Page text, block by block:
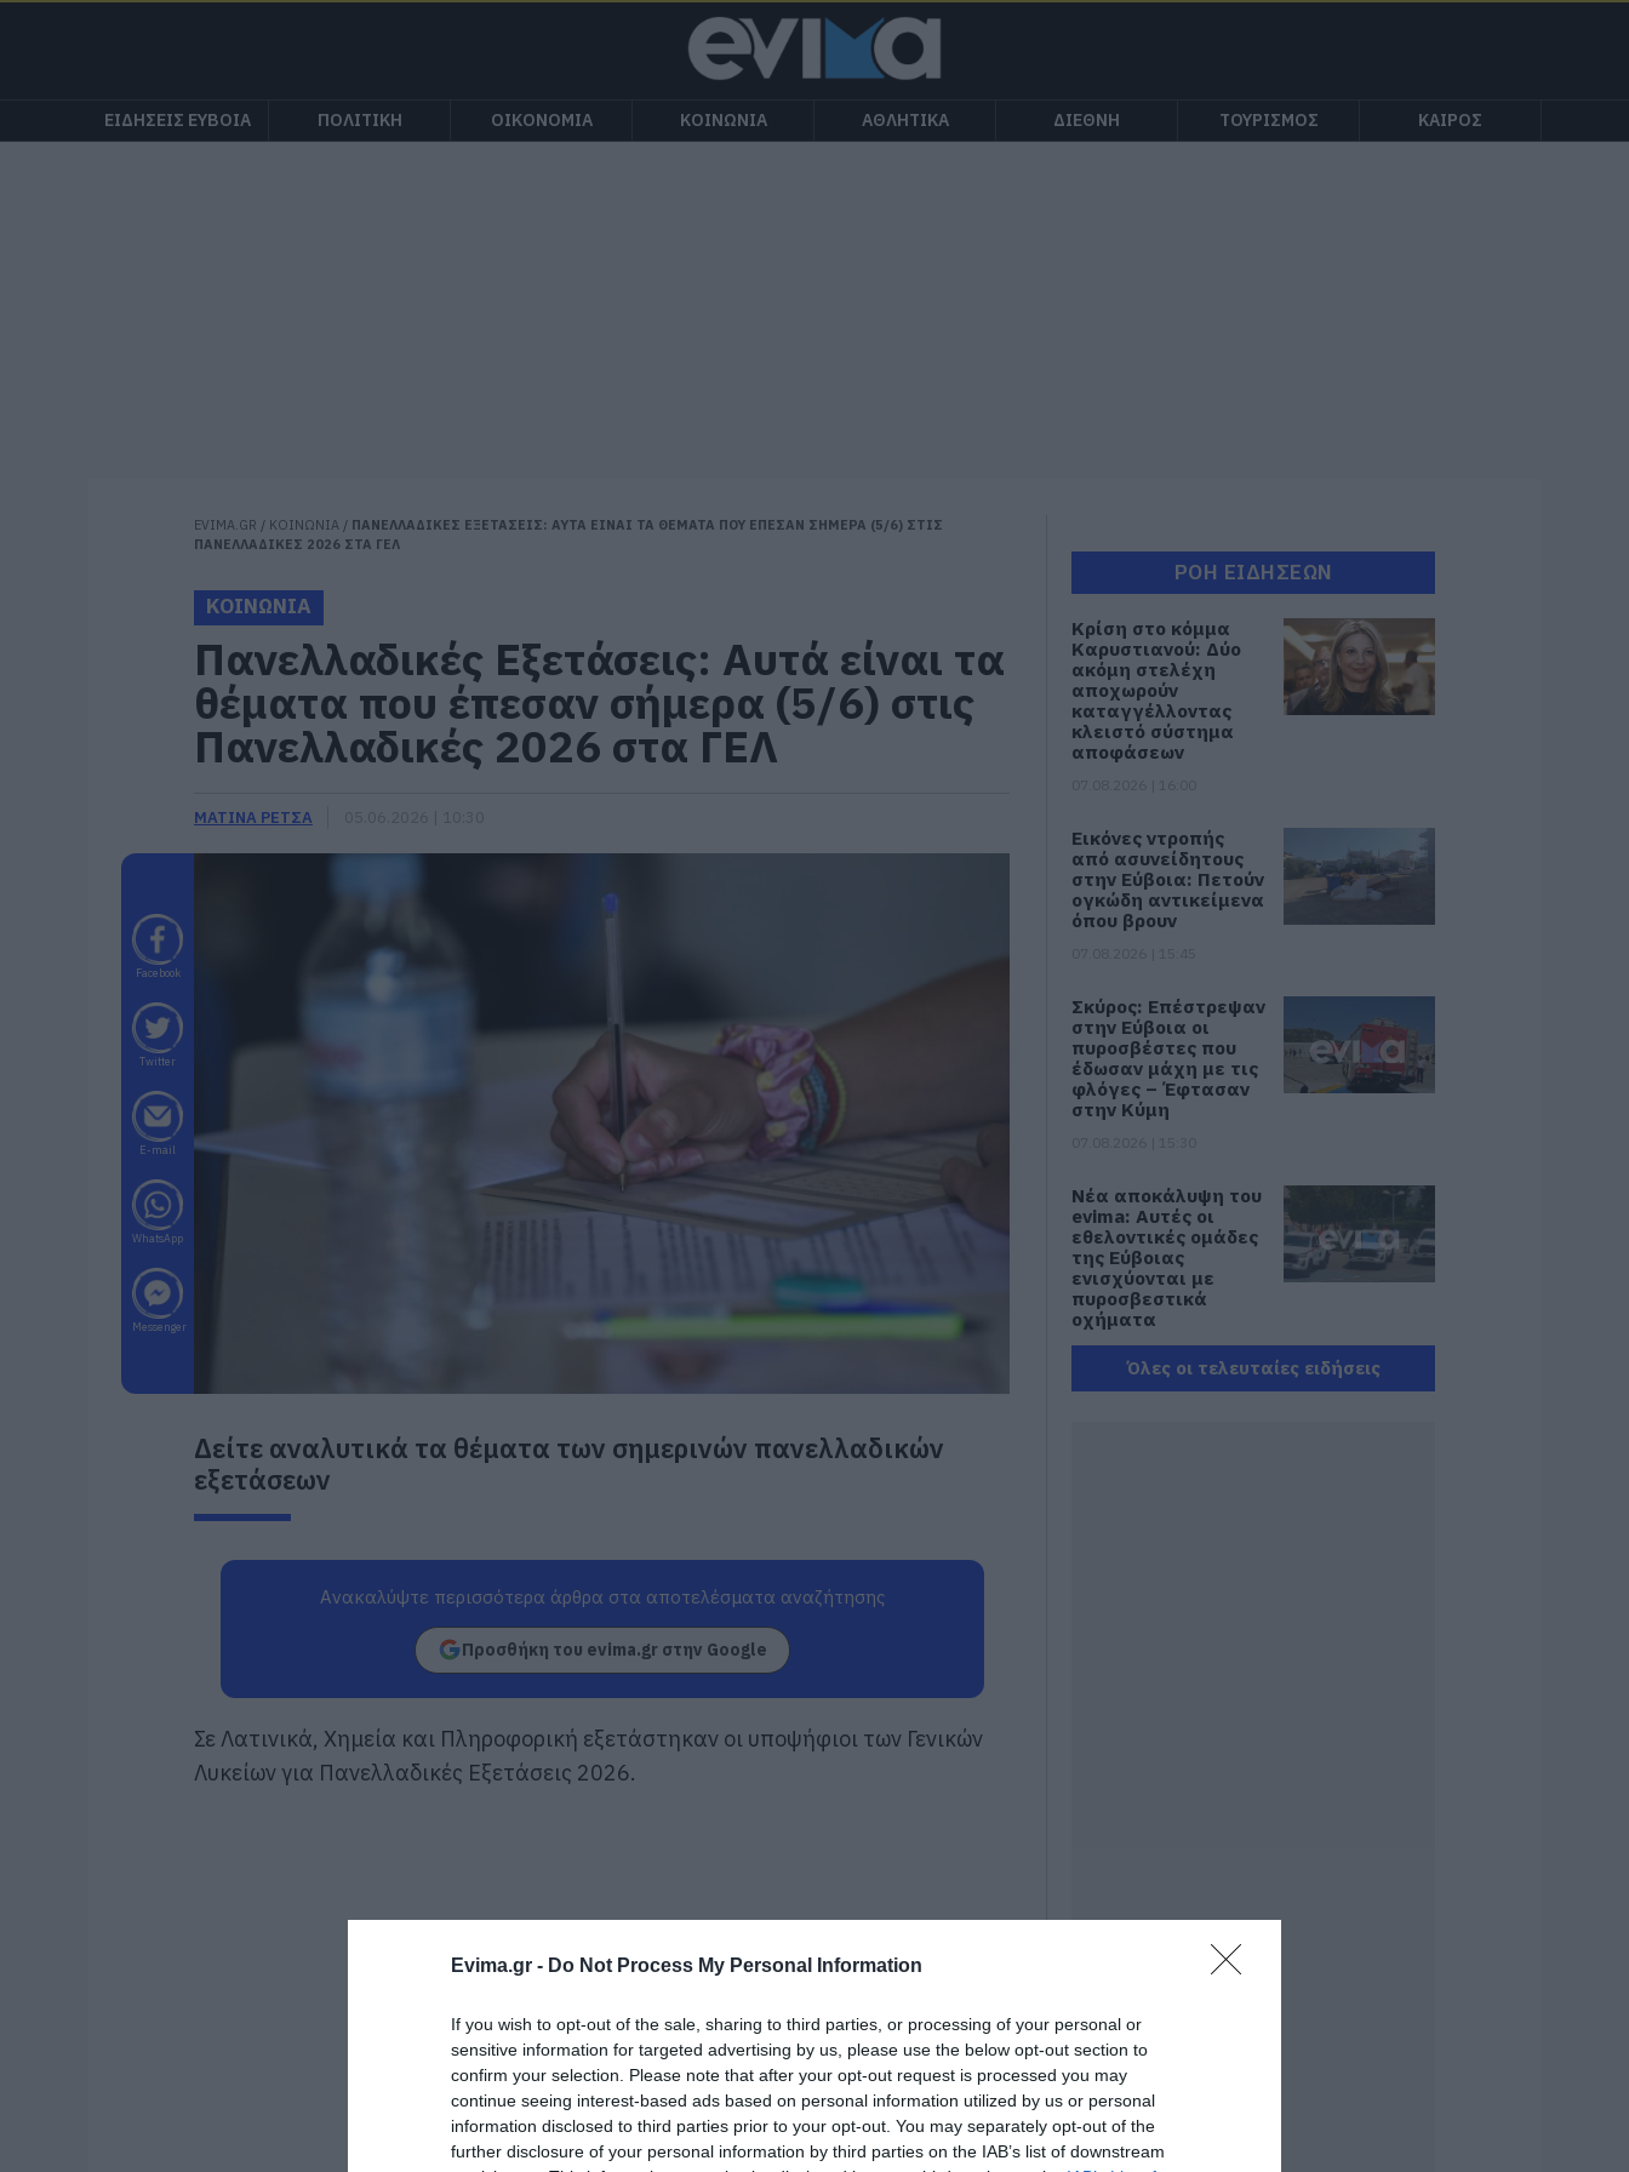
Evima.gr - Do Not Process My Personal Information
If you wish to opt-out of the sale, sharing to third parties, or processing of your personal or
sensitive information for targeted advertising by us, please use the below opt-out section to
confirm your selection. Please note that after your opt-out request is processed you may
continue seeing interest-based ads based on personal information utilized by us or personal
information disclosed to third parties prior to your opt-out. You may separately opt-out of the
further disclosure of your personal information by third parties on the IAB’s list of downstream
ΕΙΔΗΣΕΙΣ ΕΥΒΟΙΑ ΠΟΛΙΤΙΚΗ ΟΙΚΟΝΟΜΙΑ ΚΟΙΝΩΝΙΑ ΑΘΛΗΤΙΚΑ ΔΙΕΘΝΗ ΤΟΥΡΙΣΜΟΣ ΚΑΙΡΟΣ
EVIMA.GR / ΚΟΙΝΩΝΙΑ / ΠΑΝΕΛΛΑΔΙΚΕΣ ΕΞΕΤΑΣΕΙΣ: ΑΥΤΑ ΕΙΝΑΙ ΤΑ ΘΕΜΑΤΑ ΠΟΥ ΕΠΕΣΑΝ ΣΗΜΕΡΑ (5/6) ΣΤΙΣ
ΠΑΝΕΛΛΑΔΙΚΕΣ 2026 ΣΤΑ ΓΕΛ
ΚΟΙΝΩΝΙΑ
Πανελλαδικές Εξετάσεις: Αυτά είναι τα
θέματα που έπεσαν σήμερα (5/6) στις
Πανελλαδικές 2026 στα ΓΕΛ
ΜΑΤΙΝΑ ΡΕΤΣΑ
Facebook
Twitter
E-mail
WhatsApp
Messenger
Δείτε αναλυτικά τα θέματα των σημερινών πανελλαδικών
εξετάσεων
Ανακαλύψτε περισσότερα άρθρα στα αποτελέσματα αναζήτησης
Προσθήκη του evima.gr στην Google
Σε Λατινικά, Χημεία και Πληροφορική εξετάστηκαν οι υποψήφιοι των Γενικών
Λυκείων για Πανελλαδικές Εξετάσεις 2026.
ΡΟΗ ΕΙΔΗΣΕΩΝ
Κρίση στο κόμμα
Καρυστιανού: Δύο
ακόμη στελέχη
αποχωρούν
καταγγέλλοντας
κλειστό σύστημα
αποφάσεων
Εικόνες ντροπής
από ασυνείδητους
στην Εύβοια: Πετούν
ογκώδη αντικείμενα
όπου βρουν
Σκύρος: Επέστρεψαν
στην Εύβοια οι
πυροσβέστες που
έδωσαν μάχη με τις
φλόγες – Έφτασαν
στην Κύμη
Νέα αποκάλυψη του
evima: Αυτές οι
εθελοντικές ομάδες
της Εύβοιας
ενισχύονται με
πυροσβεστικά
οχήματα
Νεκρός ανασύρθηκε
69χρονος λουόμενος
07.08.2026 | 14:00
Μεγάλο πανηγύρι
Όλες οι τελευταίες ειδήσεις